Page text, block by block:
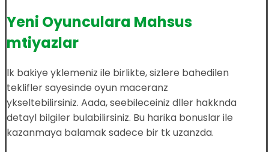
Yeni Oyunculara Mahsus
mtiyazlar
lk bakiye yklemeniz ile birlikte, sizlere bahedilen
teklifler sayesinde oyun maceranz
ykseltebilirsiniz. Aada, seebileceiniz dller hakknda
detayl bilgiler bulabilirsiniz. Bu harika bonuslar ile
kazanmaya balamak sadece bir tk uzanzda.